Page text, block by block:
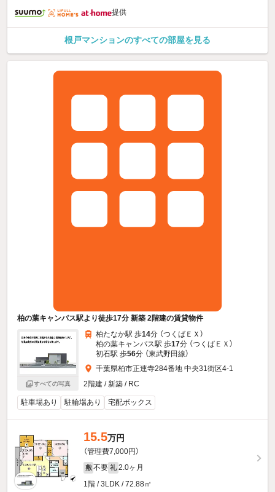
提供
根戸マンションのすべての部屋を見る
柏の葉キャンパス駅より徒歩17分 新築 2階建の賃貸物件
すべての写真
柏たなか駅 歩14分 （つくばＥＸ）
柏の葉キャンパス駅 歩17分 （つくばＥＸ）
初石駅 歩56分 （東武野田線）
千葉県柏市正連寺284番地 中央31街区4-1
2階建 / 新築 / RC
駐車場あり 駐輪場あり 宅配ボックス
15.5万円
（管理費7,000円）
敷 不要 礼 2.0ヶ月
1階 / 3LDK / 72.88㎡